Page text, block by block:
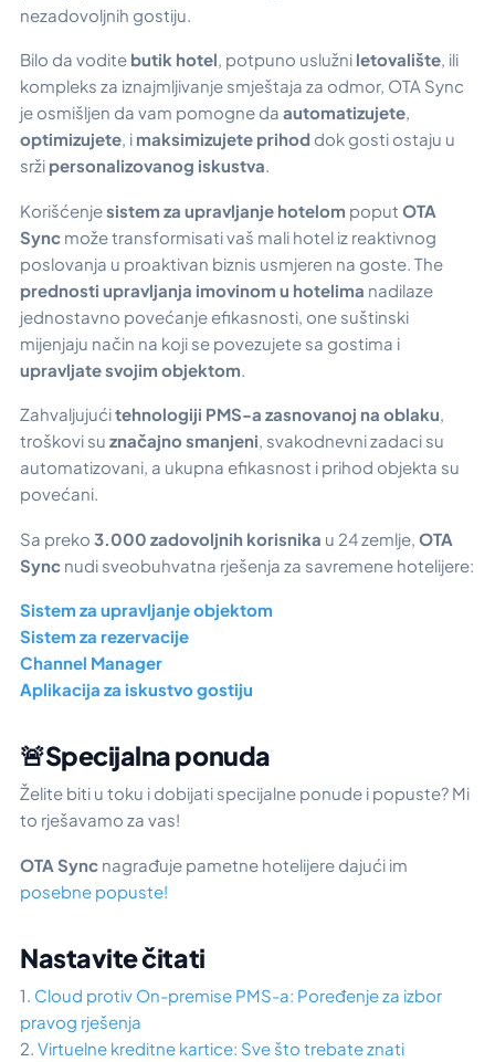
nezadovoljnih gostiju.
Bilo da vodite butik hotel, potpuno uslužni letovalište, ili
kompleks za iznajmljivanje smještaja za odmor, OTA Sync
je osmišljen da vam pomogne da automatizujete,
optimizujete, i maksimizujete prihod dok gosti ostaju u
srži personalizovanog iskustva.
Korišćenjesistem za upravljanje hotelom poput OTA
Sync može transformisati vaš mali hotel iz reaktivnog
poslovanja u proaktivan biznis usmjeren na goste. The
prednosti upravljanja imovinom u hotelima nadilaze
jednostavno povećanje efikasnosti, one suštinski
mijenjaju način na koji se povezujete sa gostima i
upravljate svojim objektom
Zahvaljujućitehnologiji PMS-a zasnovanoj na oblaku,
troškovi su značajno smanjeni, svakodnevni zadaci su
automatizovani, a ukupna efikasnost i prihod objekta su
povećani.
Sa preko 3.000 zadovoljnih korisnika u 24 zemlje, OTA
Sync nudi sveobuhvatna rješenja za savremene hotelijere:
Sistem za upravljanje objektom
Sistem za rezervacije
Channel Manager
Aplikacija za iskustvo gostiju
🚨Specijalna ponuda
Želite biti u toku i dobijati specijalne ponude i popuste? Mi
to rješavamo za vas!
OTA Sync nagrađuje pametne hotelijere dajući im
posebne popuste!
Nastavite čitati
1. Cloud protiv On-premise PMS-a: Poređenje za izbor
pravog rješenja
2. Virtuelne kreditne kartice: Sve što trebate znati